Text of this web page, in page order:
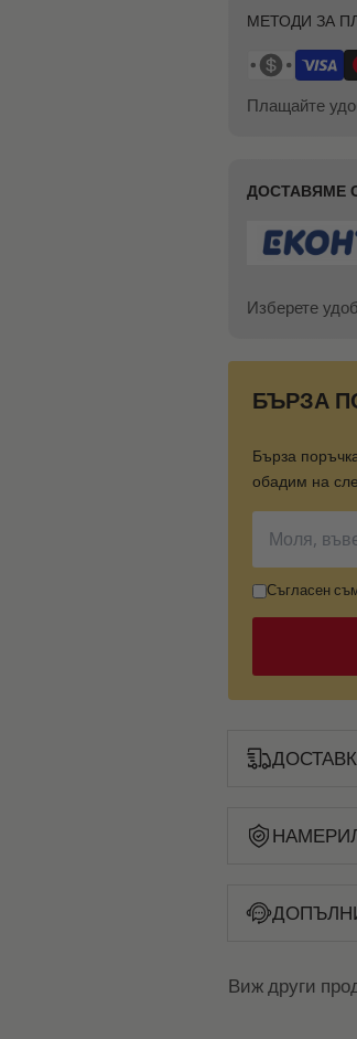
МЕТОДИ ЗА
Плащайте
ДОСТАВЯМЕ
Изберете
БЪРЗА
Бърза
обадим на
Съгласен
Виж други